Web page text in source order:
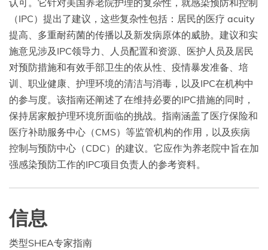
认可。它针对美国养老院护理的复杂性，就感染预防和控制
（IPC）提出了建议，这些复杂性包括：居民的医疗 acuity
提高、多重耐药菌的传播以及新发病原体的威胁。建议和实
施意见涉及IPC领导力、人员配置和资源、医护人员及居民
对预防措施和有效手部卫生的依从性、疫情暴发准备、培
训、职业健康、护理环境的清洁与消毒，以及IPC在机构中
的参与度。该指南还阐述了在维持必要的IPC措施的同时，
保持居家般护理环境所面临的挑战。指南涵盖了医疗保险和
医疗补助服务中心（CMS）等监管机构的作用，以及疾病
控制与预防中心（CDC）的建议。它应作为养老院中旨在加
强感染预防工作的IPC项目负责人的参考资料。
信息
类型SHEA专家指南